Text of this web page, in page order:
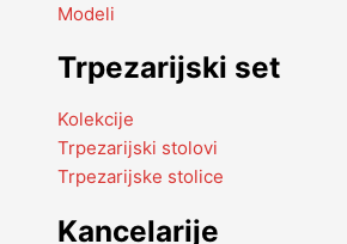
Modeli
Trpezarijski set
Kolekcije
Trpezarijski stolovi
Trpezarijske stolice
Kancelarije